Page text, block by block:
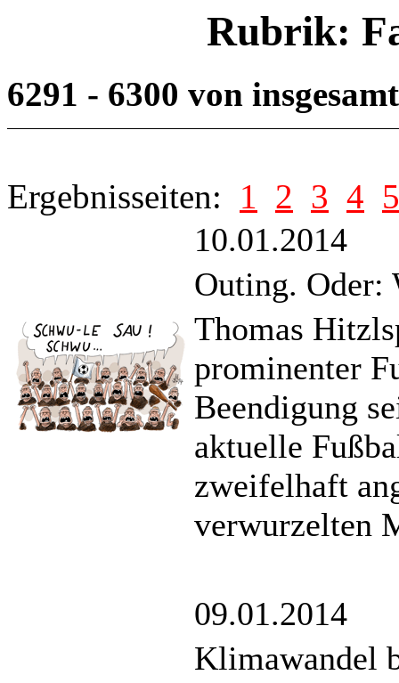
Rubrik:
6291 - 6300 von
Ergebnisseiten: 1 2 3 4 5
10.01.2014
Outing. Oder:
Thomas
prominenter
Beendigung
aktuelle
zweifelhaft
verwurzelten
09.01.2014
Klimawandel